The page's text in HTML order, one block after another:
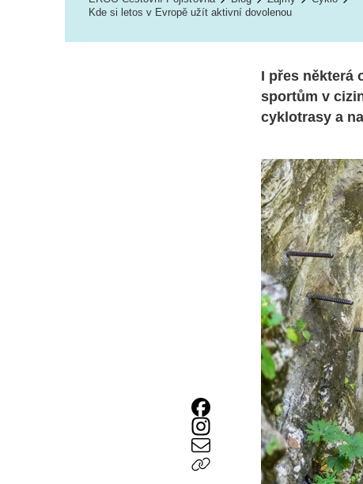
Kde si letos v Evropě užít aktivní dovolenou
I přes některá
sportům v
cyklotrasy a